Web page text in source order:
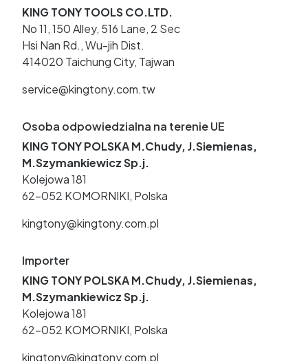
KING TONY TOOLS CO.LTD.
No 11, 150 Alley, 516 Lane, 2 Sec
Hsi Nan Rd., Wu-jih Dist.
414020 Taichung City, Tajwan
service@kingtony.com.tw
Osoba odpowiedzialna na terenie UE
KING TONY POLSKA M.Chudy, J.Siemienas,
M.Szymankiewicz Sp.j.
Kolejowa 181
62-052 KOMORNIKI, Polska
kingtony@kingtony.com.pl
Importer
KING TONY POLSKA M.Chudy, J.Siemienas,
M.Szymankiewicz Sp.j.
Kolejowa 181
62-052 KOMORNIKI, Polska
kingtony@kingtony.com.pl